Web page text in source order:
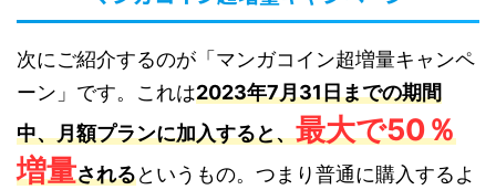
次にご紹介するのが「マンガコイン超増量キャンペ
ーン」です。これは2023年7月31日までの期間
中、月額プランに加入すると、最大で50％
増量されるというもの。つまり普通に購入するよ